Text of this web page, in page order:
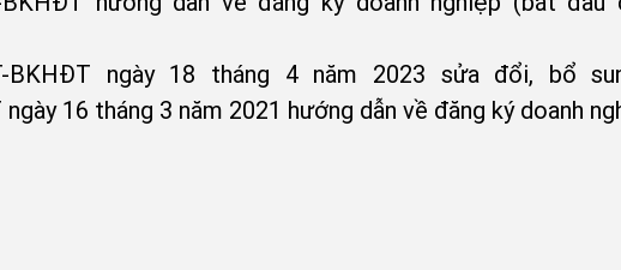
BKHĐT ngày 18 tháng 4 năm 2023 sửa đổi, bổ
16 tháng 3 năm 2021 hướng dẫn về đăng ký doanh